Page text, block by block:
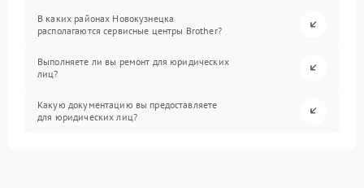
В каких районах Новокузнецка
располагаются сервисные центры Brother?
Выполняете ли вы ремонт для юридических
лиц?
Какую документацию вы предоставляете
для юридических лиц?